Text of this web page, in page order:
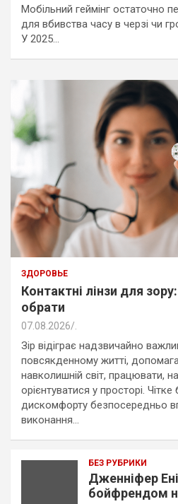
Мобільний геймінг остаточно
для вбивства часу в черзі чи
У 2025…
ЗДОРОВЬЕ
Контактні лінзи для
обрати
07.08.2026
Зір відіграє надзвичайно
повсякденному житті,
навколишній світ, працювати,
орієнтуватися у просторі.
дискомфорту безпосередньо
виконання…
БЕЗ РУБРИКИ
Дженніфер
бойфрендом